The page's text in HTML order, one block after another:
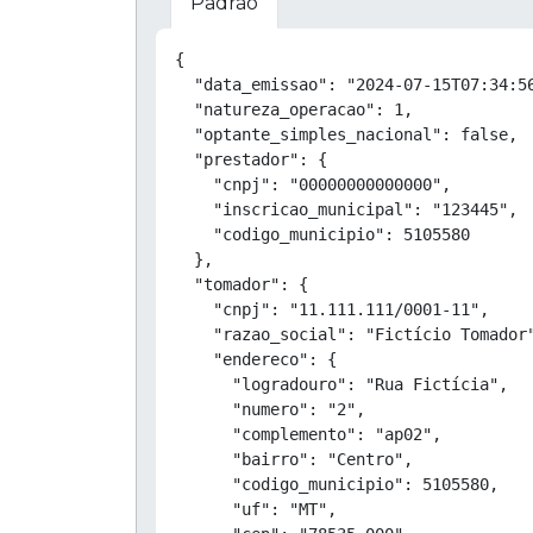
{
"data_emissao": "2024-07-
  "natureza_operacao": 1,
  "optante_simples_nacional": false,
  "prestador": {
    "cnpj": "00000000000000",
    "inscricao_municipal": "123445",
    "codigo_municipio": 5105580
  },
  "tomador": {
    "cnpj": "11.111.111/0001-11",
"razao_social": "Fictício
    "endereco": {
      "logradouro": "Rua Fictícia",
      "numero": "2",
      "complemento": "ap02",
      "bairro": "Centro",
      "codigo_municipio": 5105580,
      "uf": "MT",